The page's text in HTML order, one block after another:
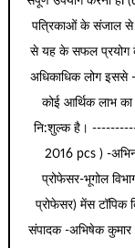
पत्रिकाओं के संजाल से
से यह के सफल प्रयोग
अधिकाधिक लोग इससे -
कोई आर्थिक लाभ का
नि:शुल्क है।
2016 pcs ) -
प्रोफेसर-भूगोल
प्रोफेसर) मेंस टॉपिक
संपादक -अभिषेक कुमार